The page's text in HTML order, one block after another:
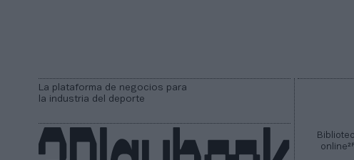
La plataforma de negocios para
la industria del deporte
online2P